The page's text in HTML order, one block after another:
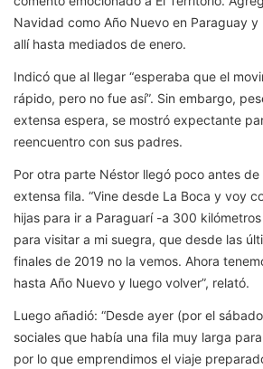
Navidad como Año Nuevo en Paraguay
allí hasta mediados de enero.
Indicó que al llegar “esperaba que el
rápido, pero no fue así”. Sin embargo,
extensa espera, se mostró expectante
reencuentro con sus padres.
Por otra parte Néstor llegó poco antes
extensa fila. “Vine desde La Boca y voy
hijas para ir a Paraguarí -a 300
para visitar a mi suegra, que desde las
finales de 2019 no la vemos. Ahora
hasta Año Nuevo y luego volver”, relató.
Luego añadió: “Desde ayer (por el
sociales que había una fila muy larga
por lo que emprendimos el viaje